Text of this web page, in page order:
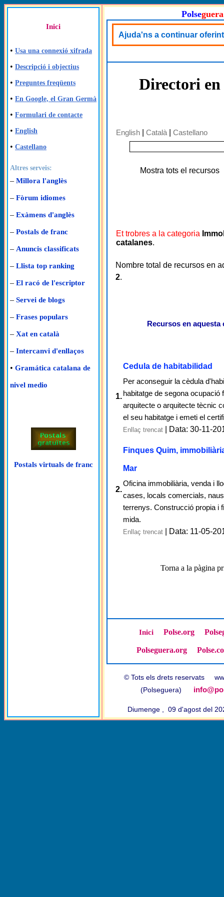
Inici
• Usa una connexió xifrada
• Descripció i objectius
• Preguntes freqüents
• En Google, el Gran Germà
• Formulari de contacte
• English
• Castellano
Altres serveis:
– Millora l'anglès
– Fòrum idiomes
– Exàmens d'anglès
– Postals de franc
– Anuncis classificats
– Llista top ranking
– El racó de l'escriptor
– Servei de blogs
– Frases populars
– Xat en català
– Intercanvi d'enllaços
• Gramática catalana de
nivel medio
Postals virtuals de franc
Polseguera
Ajuda'ns a continuar
Directori en
English Català Castellano
Mostra tots el recursos
Et trobres a la categoria
catalanes.
Nombre total de recursos en
2.
Recursos en aquesta
1.
Cedula de habitabilidad
Per aconseguir la cèdula
habitatge de segona ocupació
arquitecte o arquitecte tècnic
el seu habitatge i emeti el
Enllaç trencat | Data: 30-11-
2.
Finques Quim,
Mar
Oficina immobiliària, venda i
cases, locals comercials,
terrenys. Construcció propia i
mida.
Enllaç trencat | Data: 11-05-
Torna a la pàgina
Inici Polse.org
Polseguera.org
© Tots els drets reservats
(Polseguera)
Diumenge , 09 d'agost del